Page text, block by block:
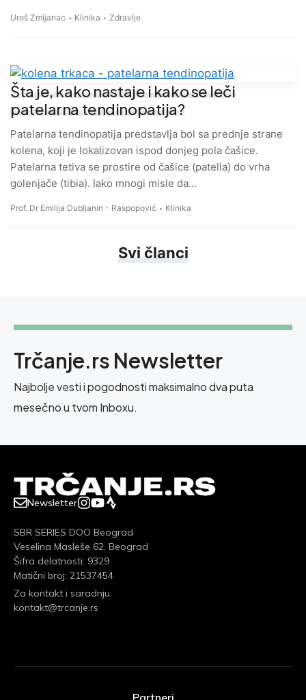
Uroš Zmijanac Klinika Zdravlje
Šta je, kako nastaje i kako se leči
patelarna tendinopatija?
Patelarna tendinopatija predstavlja bol sa prednje strane
kolena, koji je lokalizovan ispod donjeg pola čašice.
Patelarna tetiva se prostire od čašice (patella) do vrha
golenjače (tibia). Iako mnogi misle da…
Prof. Dr Emilija Dubljanin - Raspopović Klinika
Svi članci
Trčanje.rs Newsletter
Najbolje vesti i pogodnosti maksimalno dva puta
mesečno u tvom Inboxu.
Newsletter
SBR SERIES DOO Beograd
Veselina Masleše 62, Beograd
Šifra delatnosti: 9329
Matični broj: 21537454
Za kontakt i saradnju:
kontakt@trcanje.rs